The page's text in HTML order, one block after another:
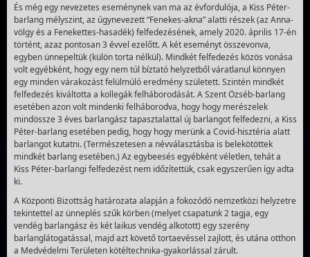
És még egy nevezetes eseménynek van ma az évfordulója, a Kiss Péter-
barlang mélyszint, az úgynevezett “Fenekes-akna” alatti részek (az Anna-
völgy és a Fenekettes-hasadék) felfedezésének, amely 2020. április 17-én
történt, azaz pontosan 3 évvel ezelőtt. A két eseményt összevonva,
egyben ünnepeltük (külön torta nélkül). Mindkét felfedezés közös vonása
volt egyébként, hogy egy nem túl bíztató helyzetből váratlanul könnyen
egy minden várakozást felülmúló eredmény született. Szintén mindkét
felfedezés kiváltotta a kollegák felháborodását. A Szent Özséb-barlang
esetében azon volt mindenki felháborodva, hogy hogy merészelek
mindössze 3 éves barlangász tapasztalattal új barlangot felfedezni, a Kiss
Péter-barlang esetében pedig, hogy hogy merünk a Covid-hisztéria alatt
barlangot kutatni. (Természetesen a névválasztásba is belekötöttek
mindkét barlang esetében.) Az egybeesés egyébként véletlen, tehát a
Kiss Péter-barlangi felfedezést nem időzítettük, csak egyszerűen így adta
ki.
A Központi Bizottság határozata alapján a fokozódó nemzetközi helyzetre
tekintettel az ünneplés szűk körben (melyet csapatunk 2 tagja, egy
vendég barlangász és két laikus vendég alkotott) egy szerény
barlanglátogatással, majd azt követő tortaevéssel zajlott, és utána otthon
a Medvédelmi Területen kötéltechnika-gyakorlással zárult.